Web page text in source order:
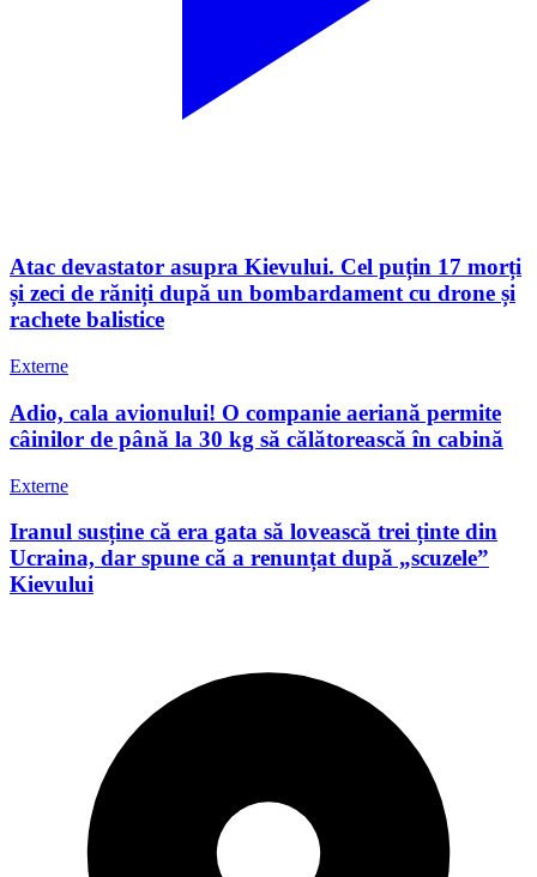
Atac devastator asupra Kievului. Cel puțin 17 morți
și zeci de răniți după un bombardament cu drone și
rachete balistice
Externe
Adio, cala avionului! O companie aeriană permite
câinilor de până la 30 kg să călătorească în cabină
Externe
Iranul susține că era gata să lovească trei ținte din
Ucraina, dar spune că a renunțat după „scuzele”
Kievului